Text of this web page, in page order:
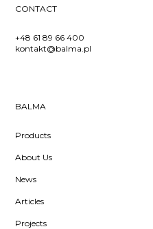
CONTACT
+48 61 89 66 400
kontakt@balma.pl
BALMA
Products
About Us
News
Articles
Projects